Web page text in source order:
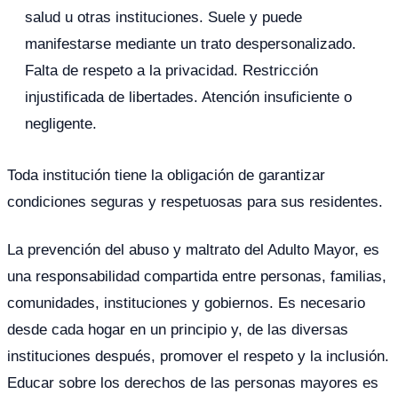
salud u otras instituciones. Suele y puede
manifestarse mediante un trato despersonalizado.
Falta de respeto a la privacidad. Restricción
injustificada de libertades. Atención insuficiente o
negligente.
Toda institución tiene la obligación de garantizar
condiciones seguras y respetuosas para sus residentes.
La prevención del abuso y maltrato del Adulto Mayor, es
una responsabilidad compartida entre personas, familias,
comunidades, instituciones y gobiernos. Es necesario
desde cada hogar en un principio y, de las diversas
instituciones después, promover el respeto y la inclusión.
Educar sobre los derechos de las personas mayores es